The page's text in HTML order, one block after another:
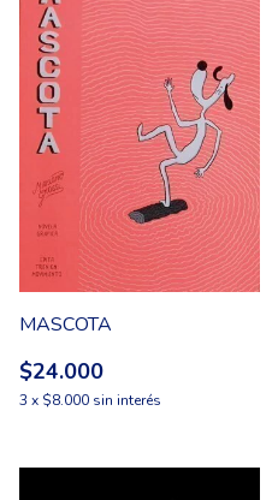
MASCOTA
$24.000
3 x $8.000 sin interés